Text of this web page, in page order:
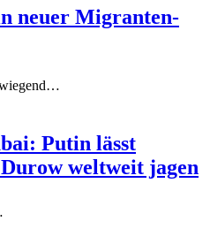
neuer Migranten-
Putin lässt
weltweit jagen